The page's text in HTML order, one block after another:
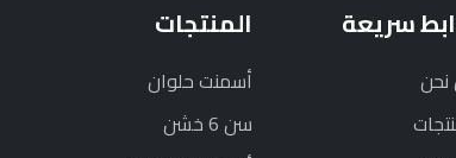
سريعة المنتجات
أسمنت حلوان
سن 6 خشن